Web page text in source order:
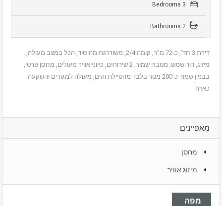
דירת 3 חד’, כ-72 מ”ר, קומה 2/4, משודרגת מהיסוד, הכל במצב מעולה,
מיזוג, דוד שמש, מטבח שמור, 2 שירותים, כיווני אוויר מעולים, מחסן פרטי,
בבניין שמור כ-200 מטר בלבד מהטיילת והים, מעולה למגורים והשקעה
כאחד
מאפיינים
מחסן
מיזוג אוויר
מפה